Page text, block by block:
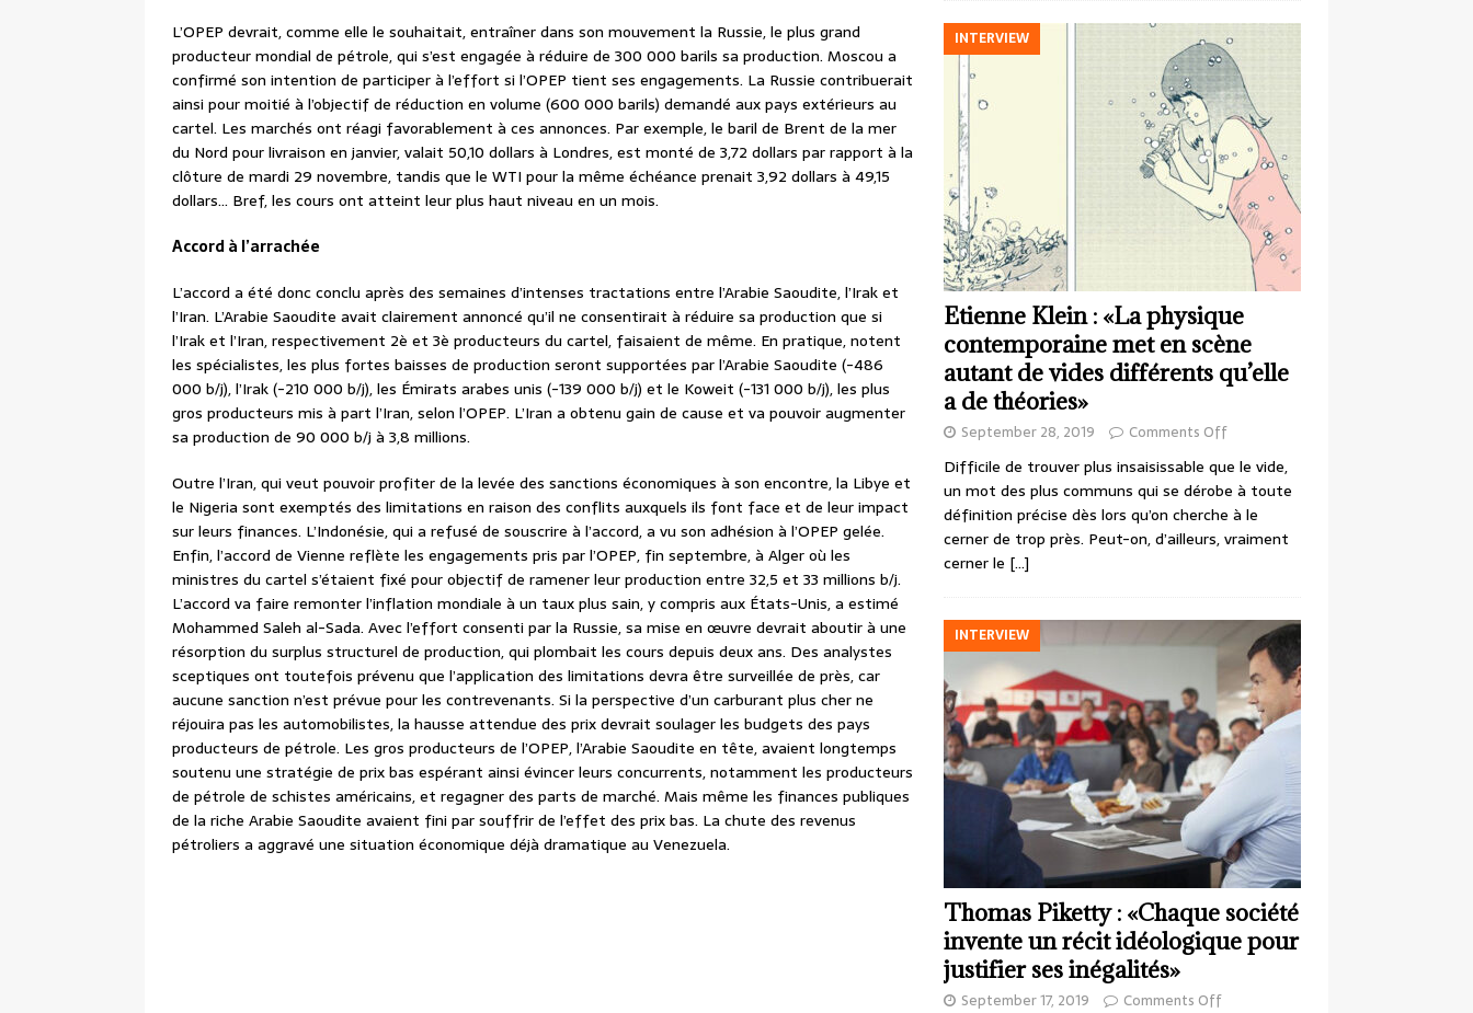
L’OPEP devrait, comme elle le souhaitait, entraîner dans son mouvement la Russie, le plus grand
producteur mondial de pétrole, qui s’est engagée à réduire de 300 000 barils sa production. Moscou a
confirmé son intention de participer à l’effort si l’OPEP tient ses engagements. La Russie contribuerait
ainsi pour moitié à l’objectif de réduction en volume (600 000 barils) demandé aux pays extérieurs au
cartel. Les marchés ont réagi favorablement à ces annonces. Par exemple, le baril de Brent de la mer
du Nord pour livraison en janvier, valait 50,10 dollars à Londres, est monté de 3,72 dollars par rapport à la
clôture de mardi 29 novembre, tandis que le WTI pour la même échéance prenait 3,92 dollars à 49,15
dollars… Bref, les cours ont atteint leur plus haut niveau en un mois.
Accord à l’arrachée
L’accord a été donc conclu après des semaines d’intenses tractations entre l’Arabie Saoudite, l’Irak et
l’Iran. L’Arabie Saoudite avait clairement annoncé qu’il ne consentirait à réduire sa production que si
l’Irak et l’Iran, respectivement 2è et 3è producteurs du cartel, faisaient de même. En pratique, notent
les spécialistes, les plus fortes baisses de production seront supportées par l’Arabie Saoudite (-486
000 b/j), l’Irak (-210 000 b/j), les Émirats arabes unis (-139 000 b/j) et le Koweit (-131 000 b/j), les plus
gros producteurs mis à part l’Iran, selon l’OPEP. L’Iran a obtenu gain de cause et va pouvoir augmenter
sa production de 90 000 b/j à 3,8 millions.
Outre l’Iran, qui veut pouvoir profiter de la levée des sanctions économiques à son encontre, la Libye et
le Nigeria sont exemptés des limitations en raison des conflits auxquels ils font face et de leur impact
sur leurs finances. L’Indonésie, qui a refusé de souscrire à l’accord, a vu son adhésion à l’OPEP gelée.
Enfin, l’accord de Vienne reflète les engagements pris par l’OPEP, fin septembre, à Alger où les
ministres du cartel s’étaient fixé pour objectif de ramener leur production entre 32,5 et 33 millions b/j.
L’accord va faire remonter l’inflation mondiale à un taux plus sain, y compris aux États-Unis, a estimé
Mohammed Saleh al-Sada. Avec l’effort consenti par la Russie, sa mise en œuvre devrait aboutir à une
résorption du surplus structurel de production, qui plombait les cours depuis deux ans. Des analystes
sceptiques ont toutefois prévenu que l’application des limitations devra être surveillée de près, car
aucune sanction n’est prévue pour les contrevenants. Si la perspective d’un carburant plus cher ne
réjouira pas les automobilistes, la hausse attendue des prix devrait soulager les budgets des pays
producteurs de pétrole. Les gros producteurs de l’OPEP, l’Arabie Saoudite en tête, avaient longtemps
soutenu une stratégie de prix bas espérant ainsi évincer leurs concurrents, notamment les producteurs
de pétrole de schistes américains, et regagner des parts de marché. Mais même les finances publiques
de la riche Arabie Saoudite avaient fini par souffrir de l’effet des prix bas. La chute des revenus
pétroliers a aggravé une situation économique déjà dramatique au Venezuela.
INTERVIEW
Etienne Klein : «La physique
contemporaine met en scène
autant de vides différents qu’elle
a de théories»
September 28, 2019 Comments Off
Difficile de trouver plus insaisissable que le vide,
un mot des plus communs qui se dérobe à toute
définition précise dès lors qu’on cherche à le
cerner de trop près. Peut-on, d’ailleurs, vraiment
cerner le […]
INTERVIEW
Thomas Piketty : «Chaque société
invente un récit idéologique pour
justifier ses inégalités»
September 17, 2019 Comments Off